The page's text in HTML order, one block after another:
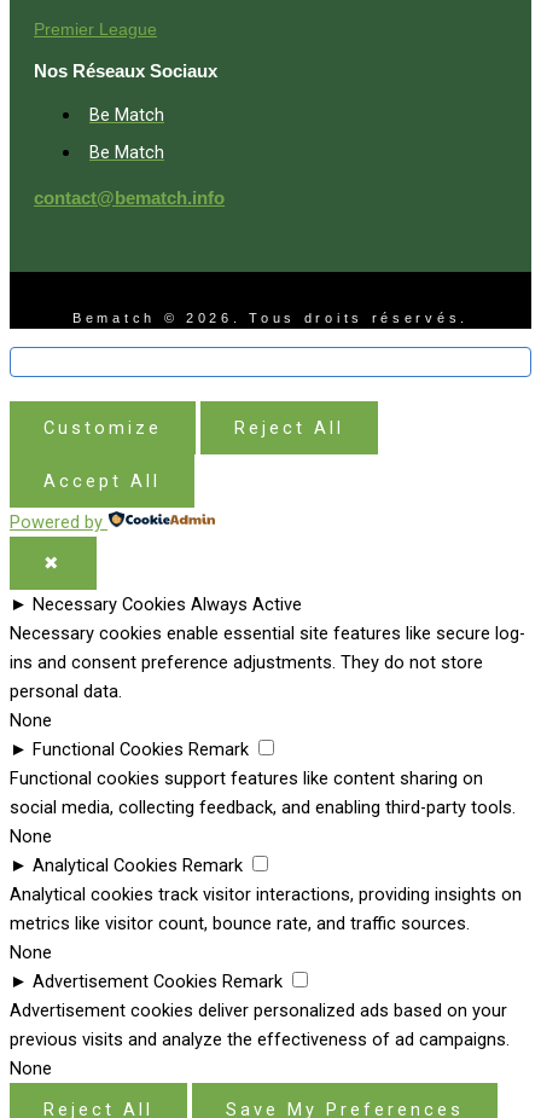
Premier League
Nos Réseaux Sociaux
Be Match
Be Match
contact@bematch.info
Bematch © 2026. Tous droits réservés.
Customize Reject All
Accept All
Powered by
✖
► Necessary Cookies Always Active
Necessary cookies enable essential site features like secure log-
ins and consent preference adjustments. They do not store
personal data.
None
► Functional Cookies Remark
Functional cookies support features like content sharing on
social media, collecting feedback, and enabling third-party tools.
None
► Analytical Cookies Remark
Analytical cookies track visitor interactions, providing insights on
metrics like visitor count, bounce rate, and traffic sources.
None
► Advertisement Cookies Remark
Advertisement cookies deliver personalized ads based on your
previous visits and analyze the effectiveness of ad campaigns.
None
Reject All
Save My Preferences